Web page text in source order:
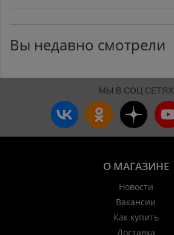
Вы недавно смотрели
МЫ В СОЦ СЕТЯХ
О МАГАЗИНЕ
Новости
Вакансии
Как купить
Доставка